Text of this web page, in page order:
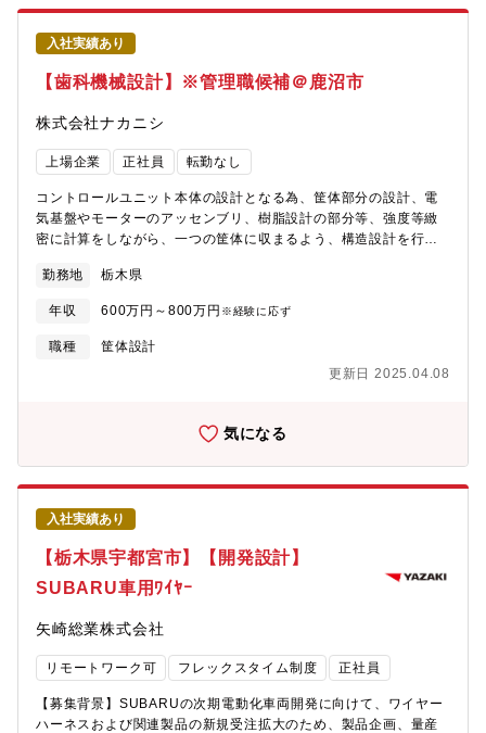
入社実績あり
【歯科機械設計】※管理職候補＠鹿沼市
株式会社ナカニシ
上場企業 正社員 転勤なし
コントロールユニット本体の設計となる為、筐体部分の設計、電
気基盤やモーターのアッセンブリ、樹脂設計の部分等、強度等緻
密に計算をしながら、一つの筐体に収まるよう、構造設計を行い
ります。【やりがい】仕様に沿った設計だけでなく、スペックの
決定段階から裁量権を持って関われる為、関わった製品が評価さ
れた際の喜びも大きいです。【魅力】歯科治療用ドリルは非常に
高速(450,000rpm)な回転が求められます。世界でも製造できる会
ルシェアNo.1を実現しています。医療機器業界は開発・製造工程
ことがなく、比較的安定した業界です。歯科分野だけではなく、
一般産業用の回転機器、外科向け製品等新たなマーケットへも進
出中です。
勤務地 栃木県
年収 600万円～800万円 ※経験に応ず
職種
筐体設計
更新日 2025.04.08
気になる
入社実績あり
【栃木県宇都宮市】【開発設計】
SUBARU車用ﾜｲﾔｰ
矢崎総業株式会社
リモートワーク可 フレックスタイム制度 正社員
【募集背景】SUBARUの次期電動化車両開発に向けて、ワイヤー
ハーネスおよび関連製品の新規受注拡大のため、製品企画、量産